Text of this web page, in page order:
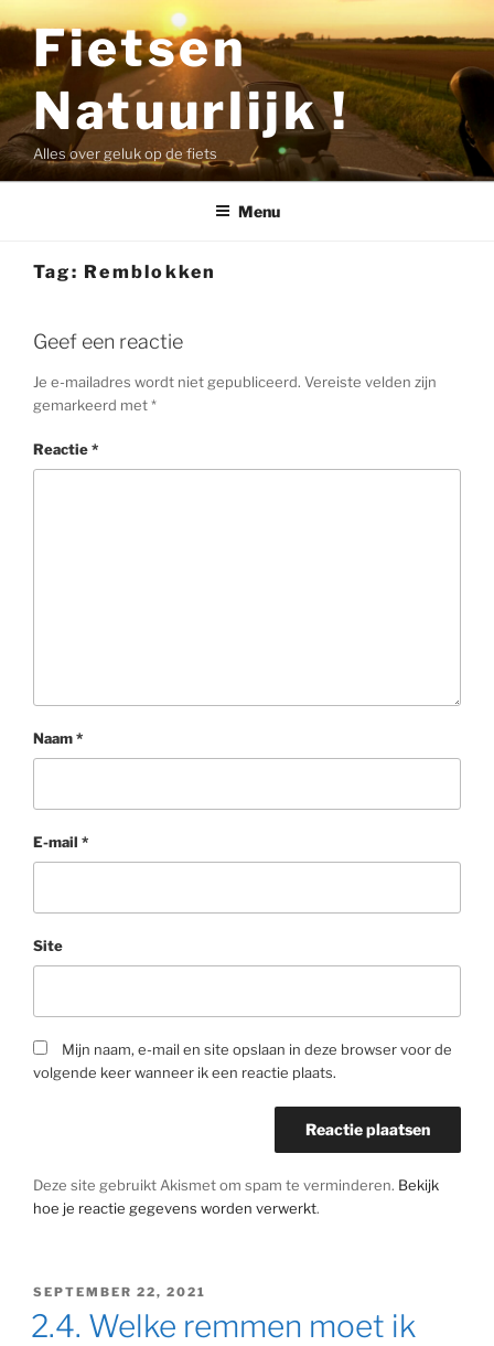
naar
de
inhoud
Fietsen
Natuurlijk !
Alles over geluk op de fiets
Menu
Tag: Remblokken
Geef een reactie
Je e-mailadres wordt niet gepubliceerd. Vereiste velden zijn
gemarkeerd met*
Reactie*
Naam*
E-mail *
Site
Mijn naam, e-mail en site opslaan in deze browser voor de
volgende keer wanneer ik een reactie plaats.
Deze site gebruikt Akismet om spam te verminderen. Bekijk
hoe je reactie gegevens worden verwerkt.
GEPLAATST
OP
SEPTEMBER 22, 2021
2.4. Welke remmen moet ik